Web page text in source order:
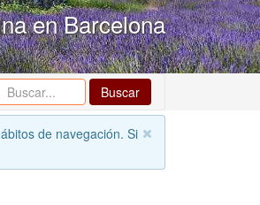
en Barcelona
Buscar
de navegación. Si